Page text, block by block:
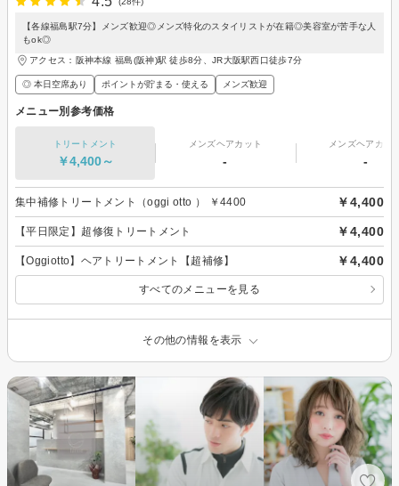
【各線福島駅7分】メンズ歓迎◎メンズ特化のスタイリストが在籍◎美容室が苦手な人
もok◎
アクセス：阪神本線 福島(阪神)駅 徒歩8分、JR大阪駅西口徒歩7分
◎ 本日空席あり ポイントが貯まる・使える メンズ歓迎
メニュー別参考価格
トリートメント
￥4,400～
メンズヘアカット
-
メンズヘアカラ
-
集中補修トリートメント（oggi otto ） ￥4400 ￥4,400
【平日限定】超修復トリートメント ￥4,400
【Oggiotto】ヘアトリートメント【超補修】 ￥4,400
すべてのメニューを見る
その他の情報を表示